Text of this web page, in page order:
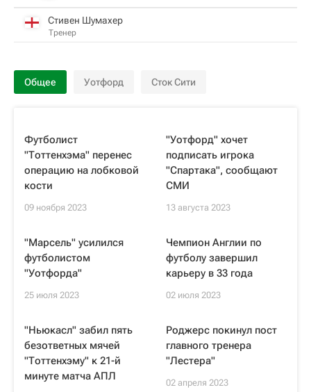
Стивен Шумахер
Тренер
Общее Уотфорд Сток Сити
Футболист
"Тоттенхэма" перенес
операцию на лобковой
кости
09 ноября 2023
"Уотфорд" хочет
подписать игрока
"Спартака", сообщают
СМИ
13 августа 2023
"Марсель" усилился
футболистом
"Уотфорда"
25 июля 2023
Чемпион Англии по
футболу завершил
карьеру в 33 года
02 июля 2023
"Ньюкасл" забил пять
безответных мячей
"Тоттенхэму" к 21-й
минуте матча АПЛ
Роджерс покинул пост
главного тренера
"Лестера"
02 апреля 2023